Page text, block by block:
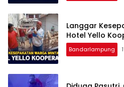
Langgar
Hotel Yello
Bandarlampung